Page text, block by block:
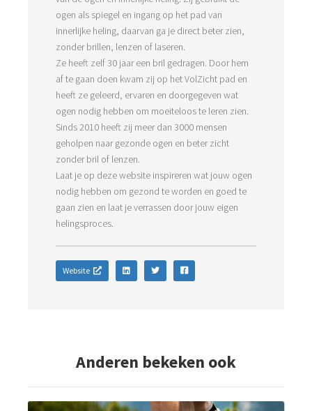
ogen als spiegel en ingang op het pad van
innerlijke heling, daarvan ga je direct beter zien,
zonder brillen, lenzen of laseren.
Ze heeft zelf 30 jaar een bril gedragen. Door hem
af te gaan doen kwam zij op het VolZicht pad en
heeft ze geleerd, ervaren en doorgegeven wat
ogen nodig hebben om moeiteloos te leren zien.
Sinds 2010 heeft zij meer dan 3000 mensen
geholpen naar gezonde ogen en beter zicht
zonder bril of lenzen.
Laat je op deze website inspireren wat jouw ogen
nodig hebben om gezond te worden en goed te
gaan zien en laat je verrassen door jouw eigen
helingsproces.
Website
Anderen bekeken ook